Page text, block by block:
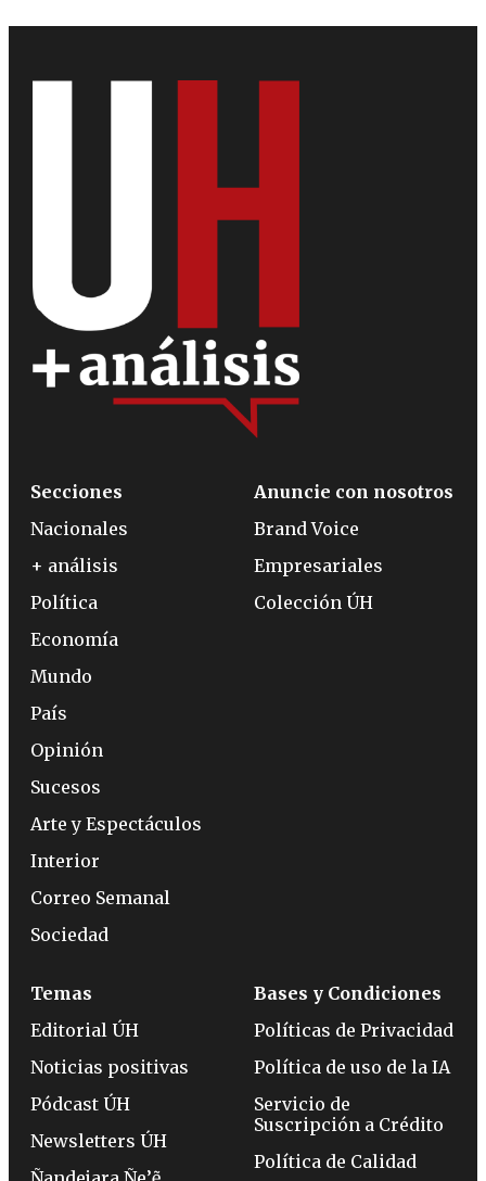
Secciones
Nacionales
+ análisis
Política
Economía
Mundo
País
Opinión
Sucesos
Arte y Espectáculos
Interior
Correo Semanal
Sociedad
Anuncie con nosotros
Brand Voice
Empresariales
Colección ÚH
Temas
Editorial ÚH
Noticias positivas
Pódcast ÚH
Newsletters ÚH
Bases y Condiciones
Políticas de Privacidad
Política de uso de la IA
Servicio de
Suscripción a Crédito
Política de Calidad